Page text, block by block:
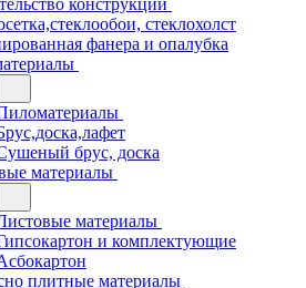
конструкций
стеклохолст
фанера и опалубка
брус, доска
материалы
материалы
и комплектующие
плитные материалы